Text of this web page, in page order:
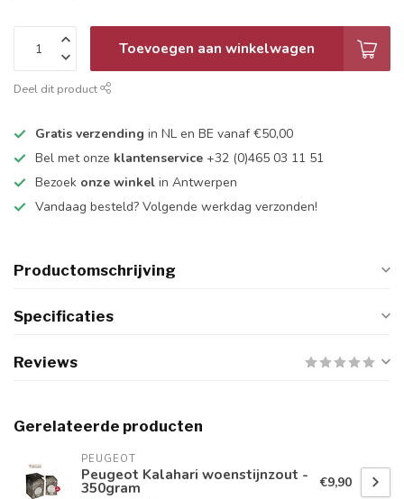
Toevoegen aan winkelwagen
Deel dit product
Gratis verzending in NL en BE vanaf €50,00
Bel met onze klantenservice +32 (0)465 03 11 51
Bezoek onze winkel in Antwerpen
Vandaag besteld? Volgende werkdag verzonden!
Productomschrijving
Specificaties
Reviews
Gerelateerde producten
PEUGEOT
Peugeot Kalahari woenstijnzout -
350gram €9,90